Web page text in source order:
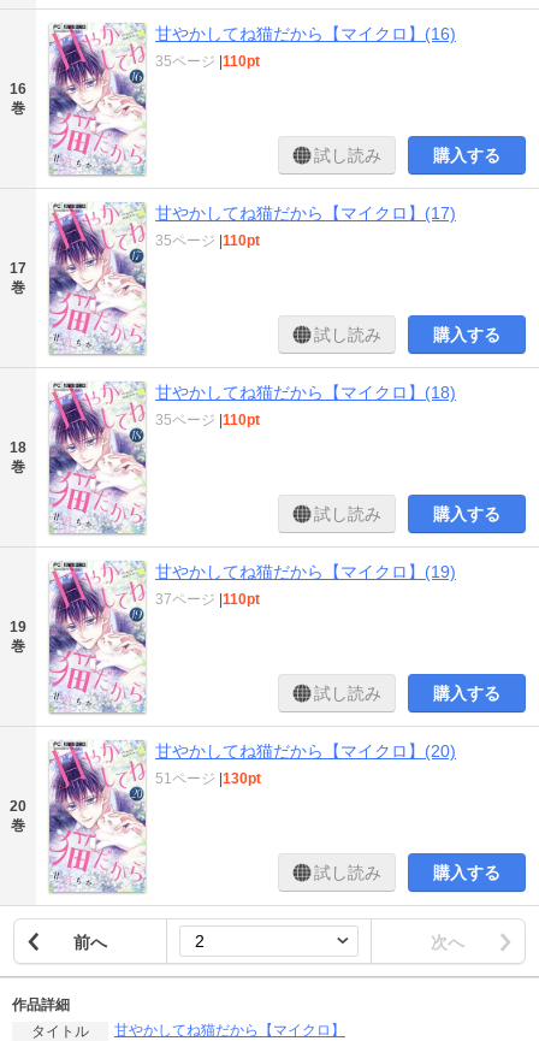
16
巻
甘やかしてね猫だから【マイクロ】(16)
35ページ 110pt
試し読み 購入する
17
巻
甘やかしてね猫だから【マイクロ】(17)
35ページ 110pt
試し読み 購入する
18
巻
甘やかしてね猫だから【マイクロ】(18)
35ページ 110pt
試し読み 購入する
19
巻
甘やかしてね猫だから【マイクロ】(19)
37ページ 110pt
試し読み 購入する
20
巻
甘やかしてね猫だから【マイクロ】(20)
51ページ 130pt
試し読み 購入する
前へ 次へ
作品詳細
タイトル
甘やかしてね猫だから【マイクロ】